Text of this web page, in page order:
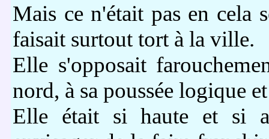
Mais ce n'était pas en cela
faisait surtout tort à la ville.
Elle s'opposait
nord, à sa poussée logique
Elle était si haute et si